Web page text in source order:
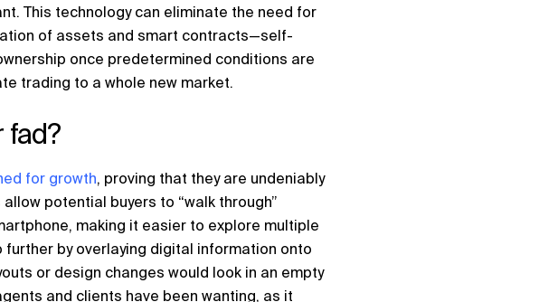
This technology can eliminate the need for
of assets and smart contracts—self-
once predetermined conditions are
trading to a whole new market.
fad?
for growth, proving that they are undeniably
potential buyers to “walk through”
making it easier to explore multiple
by overlaying digital information onto
or design changes would look in an empty
and clients have been wanting, as it